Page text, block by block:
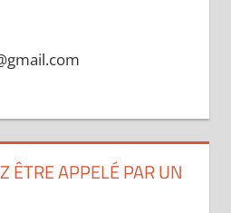
ÊTRE APPELÉ PAR UN